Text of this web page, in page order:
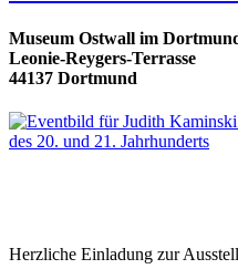
Museum Ostwall im
Leonie-Reygers-Terrasse
44137 Dortmund
Herzliche Einladung zur